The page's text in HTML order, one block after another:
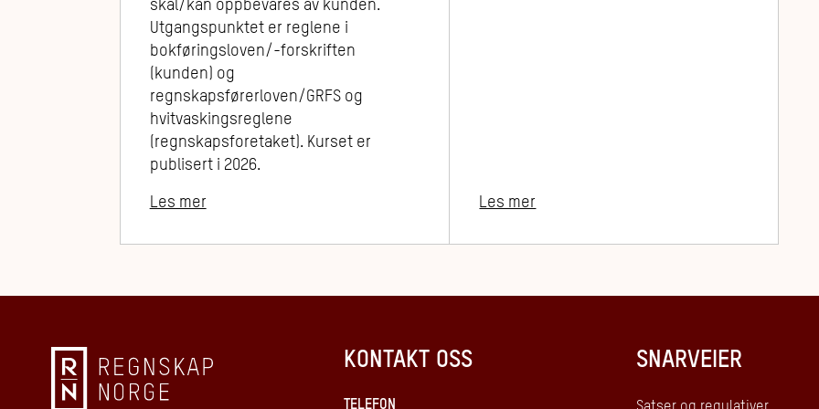
skal/kan oppbevares av kunden.
Utgangspunktet er reglene i
bokføringsloven/-forskriften
(kunden) og
regnskapsførerloven/GRFS og
hvitvaskingsreglene
(regnskapsforetaket). Kurset er
publisert i 2026.
Les mer Les mer
KONTAKT OSS
TELEFON
SNARVEIER